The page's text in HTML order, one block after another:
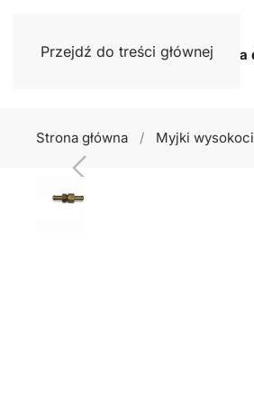
Przejdź do treści głównejNarzędzia
Strona główna Myjki